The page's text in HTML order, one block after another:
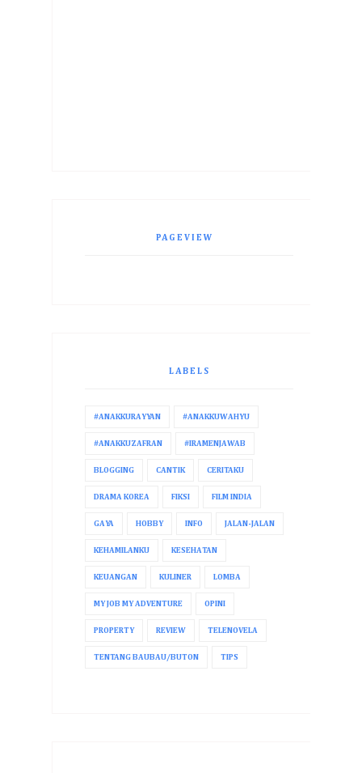
PAGEVIEW
LABELS
#ANAKKURAYYAN #ANAKKUWAHYU
#ANAKKUZAFRAN #IRAMENJAWAB
BLOGGING CANTIK CERITAKU
DRAMA KOREA FIKSI FILM INDIA
GAYA HOBBY INFO JALAN-JALAN
KEHAMILANKU KESEHATAN
KEUANGAN KULINER LOMBA
MY JOB MY ADVENTURE OPINI
PROPERTY REVIEW TELENOVELA
TENTANG BAUBAU/BUTON TIPS